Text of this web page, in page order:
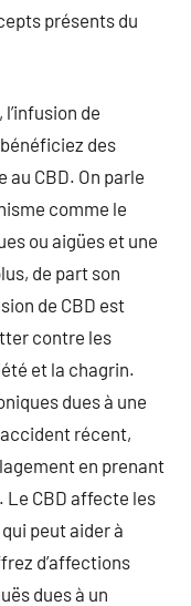
présents du
de
des
au CBD. On parle
comme le
ou aigües et une
de part son
de CBD est
contre les
et la chagrin.
dues à une
accident récent,
en prenant
Le CBD affecte les
peut aider à
d’affections
dues à un